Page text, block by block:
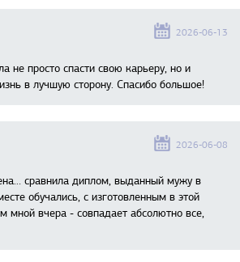
2026-06-13
не просто спасти свою карьеру, но и
в лучшую сторону. Спасибо большое!
2026-06-08
сравнила диплом, выданный мужу в
обучались, с изготовленным в этой
мной вчера - совпадает абсолютно все,